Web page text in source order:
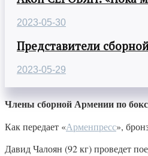
2023-05-30
Представители
2023-05-29
Члены сборной Армении по
Как передает «Арменпресс»,
Давид Чалоян (92 кг) проведет